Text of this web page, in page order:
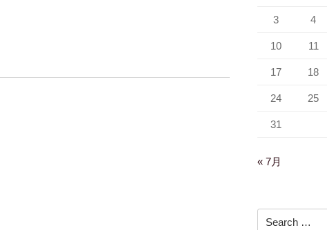
3 4
10 11
17 18
24 25
31
« 7月
Search for: